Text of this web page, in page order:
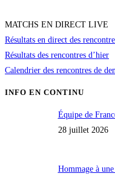
MATCHS EN DIRECT LIVE
Résultats en direct des
Résultats des rencontres d’hier
Calendrier des rencontres de
INFO EN CONTINU
Équipe de
28 juillet 2026
Hommage à